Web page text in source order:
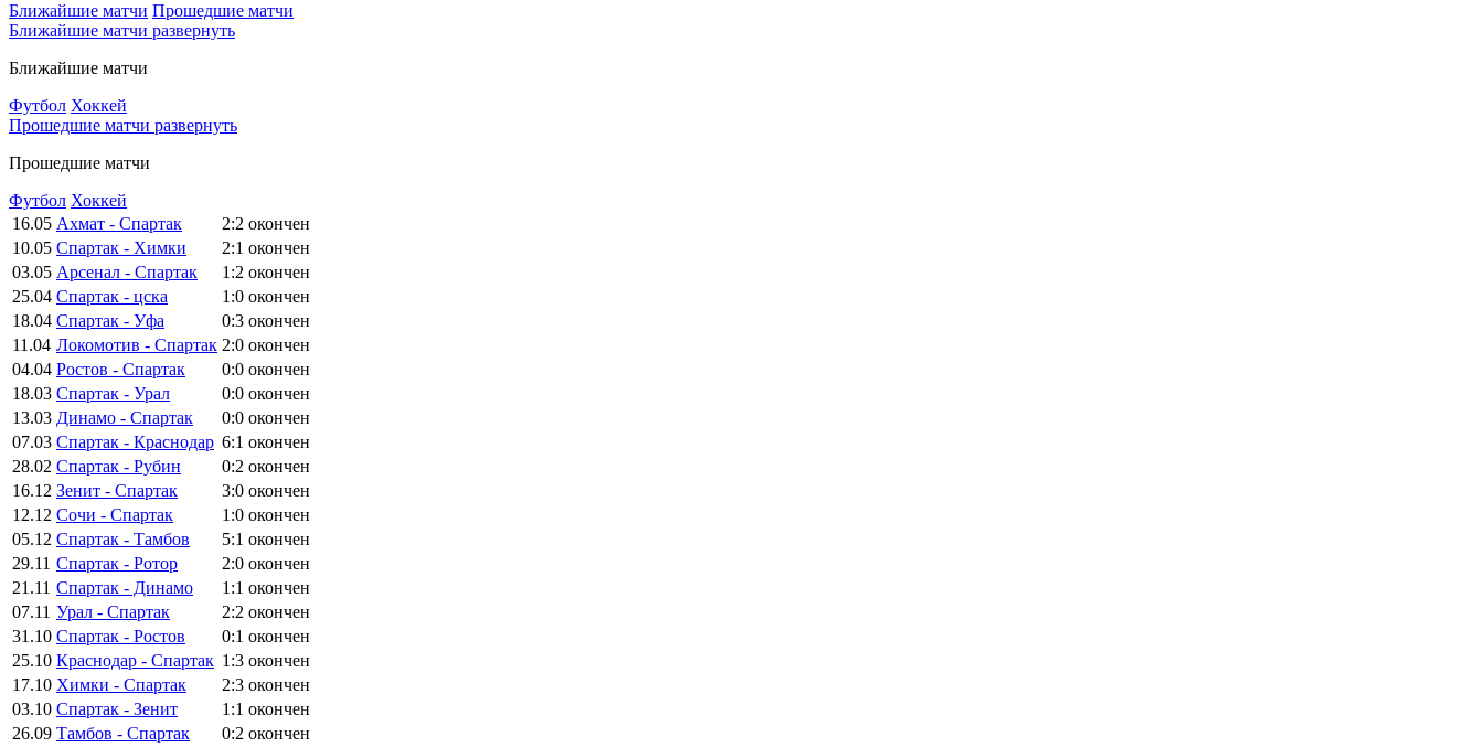
Ближайшие матчи Прошедшие матчи
Ближайшие матчи развернуть
Ближайшие матчи
Футбол Хоккей
Прошедшие матчи развернуть
Прошедшие матчи
Футбол Хоккей
16.05 Ахмат - Спартак 2:2 окончен
10.05 Спартак - Химки 2:1 окончен
03.05 Арсенал - Спартак 1:2 окончен
25.04 Спартак - цска 1:0 окончен
18.04 Спартак - Уфа 0:3 окончен
11.04 Локомотив - Спартак 2:0 окончен
04.04 Ростов - Спартак 0:0 окончен
18.03 Спартак - Урал 0:0 окончен
13.03 Динамо - Спартак 0:0 окончен
07.03 Спартак - Краснодар 6:1 окончен
28.02 Спартак - Рубин 0:2 окончен
16.12 Зенит - Спартак 3:0 окончен
12.12 Сочи - Спартак 1:0 окончен
05.12 Спартак - Тамбов 5:1 окончен
29.11 Спартак - Ротор 2:0 окончен
21.11 Спартак - Динамо 1:1 окончен
07.11 Урал - Спартак 2:2 окончен
31.10 Спартак - Ростов 0:1 окончен
25.10 Краснодар - Спартак 1:3 окончен
17.10 Химки - Спартак 2:3 окончен
03.10 Спартак - Зенит 1:1 окончен
26.09 Тамбов - Спартак 0:2 окончен